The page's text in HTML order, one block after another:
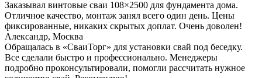
Заказывал винтовые сваи 108×2500 для фундамента дома.
Отличное качество, монтаж занял всего один день. Цены
фиксированные, никаких скрытых доплат. Очень доволен!
Александр, Москва
Обращалась в «СваиТорг» для установки свай под беседку.
Все сделали быстро и профессионально. Менеджеры
подробно проконсультировали, помогли рассчитать нужное